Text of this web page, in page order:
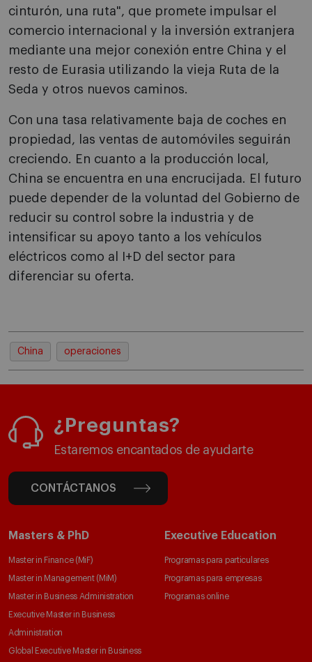
cinturón, una ruta", que promete impulsar el
comercio internacional y la inversión extranjera
mediante una mejor conexión entre China y el
resto de Eurasia utilizando la vieja Ruta de la
Seda y otros nuevos caminos.
Con una tasa relativamente baja de coches en
propiedad, las ventas de automóviles seguirán
creciendo. En cuanto a la producción local,
China se encuentra en una encrucijada. El futuro
puede depender de la voluntad del Gobierno de
reducir su control sobre la industria y de
intensificar su apoyo tanto a los vehículos
eléctricos como al I+D del sector para
diferenciar su oferta.
China operaciones
¿Preguntas?
Estaremos encantados de ayudarte
CONTÁCTANOS
Masters & PhD
Master in Finance (MiF)
Master in Management (MiM)
Master in Business Administration
Executive Master in Business
Administration
Global Executive Master in Business
Executive Education
Programas para particulares
Programas para empresas
Programas online